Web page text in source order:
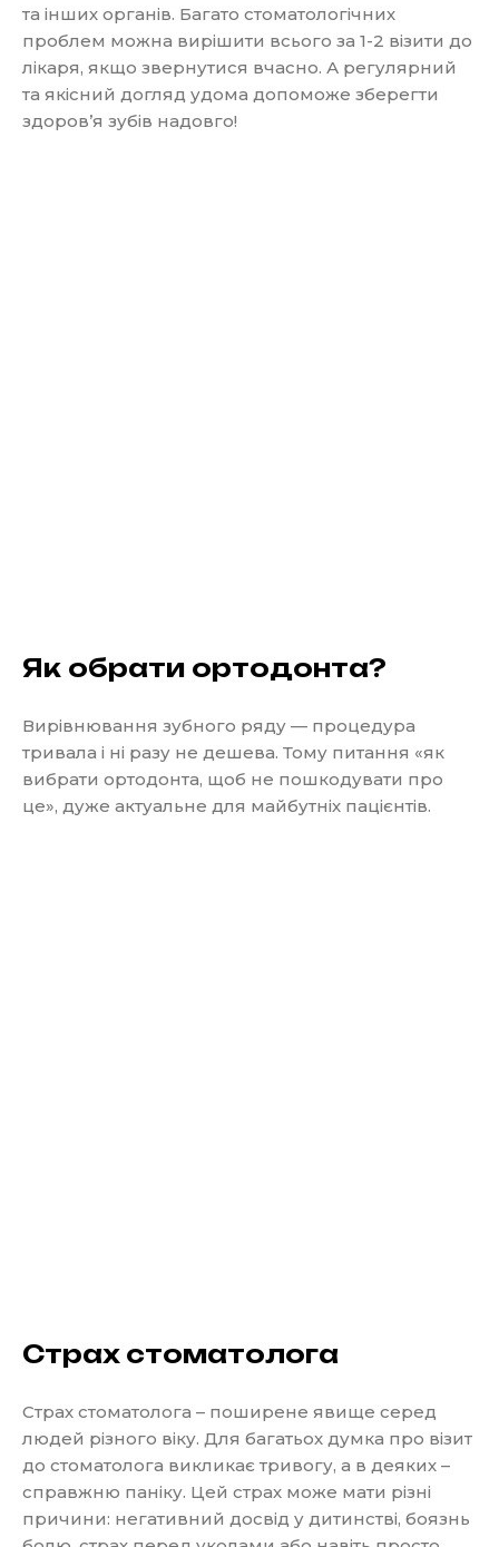
та інших органів. Багато стоматологічних
проблем можна вирішити всього за 1-2 візити до
лікаря, якщо звернутися вчасно. А регулярний
та якісний догляд удома допоможе зберегти
здоров’я зубів надовго!
Як обрати ортодонта?
Вирівнювання зубного ряду — процедура
тривала і ні разу не дешева. Тому питання «як
вибрати ортодонта, щоб не пошкодувати про
це», дуже актуальне для майбутніх пацієнтів.
Страх стоматолога
Страх стоматолога – поширене явище серед
людей різного віку. Для багатьох думка про візит
до стоматолога викликає тривогу, а в деяких –
справжню паніку. Цей страх може мати різні
причини: негативний досвід у дитинстві, боязнь